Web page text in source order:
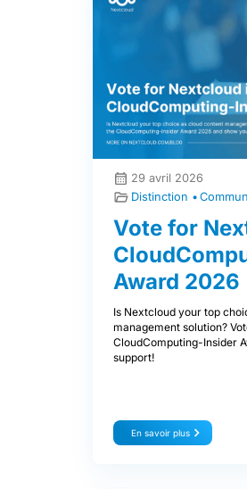
29 avril 2026
Distinction
Vote for
Award 2026
Is Nextcloud your top
management solution?
CloudComputing-Insider
support!
En savoir plus